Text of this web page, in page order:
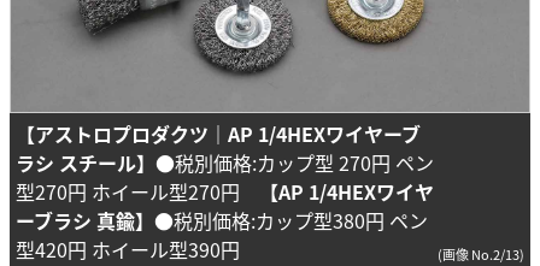
【アストロプロダクツ｜AP 1/4HEXワイヤーブ
ラシ スチール】 ●税別価格:カップ型 270円 ペン
型270円 ホイール型270円
【AP 1/4HEXワイヤ
ーブラシ 真鍮】 ●税別価格:カップ型380円 ペン
型420円 ホイール型390円
(画像 No.2/13)